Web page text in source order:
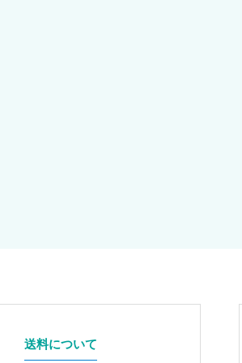
送料について